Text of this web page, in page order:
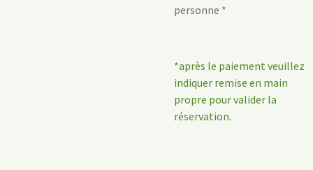
personne *
*après le paiement veuillez
indiquer remise en main
propre pour valider la
réservation.